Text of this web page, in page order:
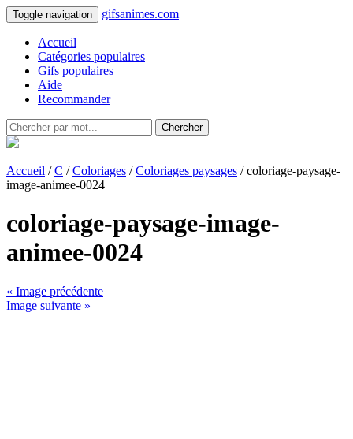
Toggle navigation gifsanimes.com
Accueil
Catégories populaires
Gifs populaires
Aide
Recommander
Chercher
Accueil /C /Coloriages /Coloriages paysages / coloriage-paysage-
image-animee-0024
coloriage-paysage-image-
animee-0024
« Image précédente
Image suivante »